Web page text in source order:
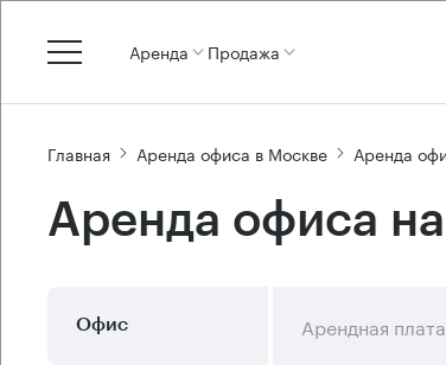
Аренда Продажа
Главная Аренда офиса в Москве Аренда
Аренда офиса
Офис Арендная плата